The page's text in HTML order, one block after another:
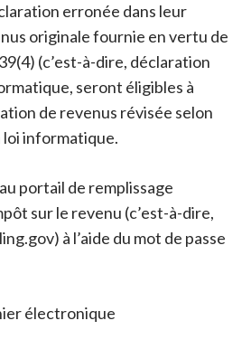
erronée dans leur
originale fournie en vertu de
(c’est-à-dire, déclaration
seront éligibles à
de revenus révisée selon
loi informatique.
portail de remplissage
sur le revenu (c’est-à-dire,
à l’aide du mot de passe
électronique